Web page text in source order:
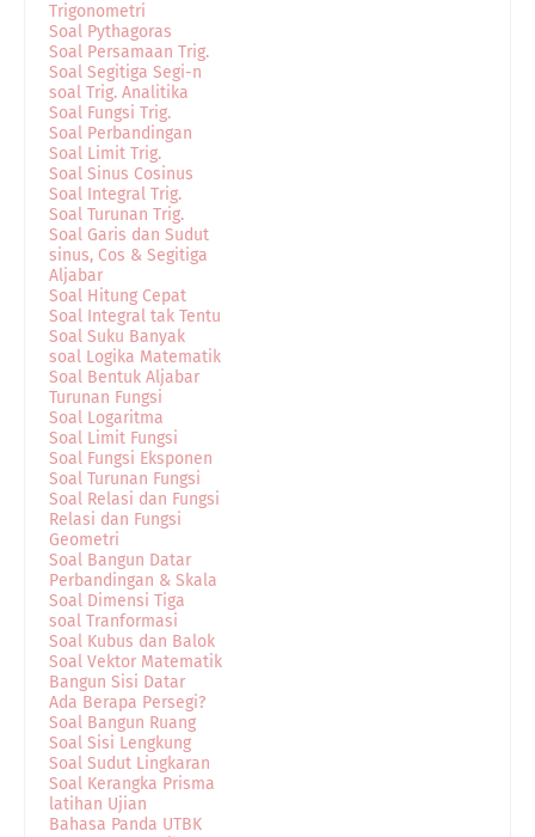
Trigonometri
Soal Pythagoras
Soal Persamaan Trig.
Soal Segitiga Segi-n
soal Trig. Analitika
Soal Fungsi Trig.
Soal Perbandingan
Soal Limit Trig.
Soal Sinus Cosinus
Soal Integral Trig.
Soal Turunan Trig.
Soal Garis dan Sudut
sinus, Cos & Segitiga
Aljabar
Soal Hitung Cepat
Soal Integral tak Tentu
Soal Suku Banyak
soal Logika Matematik
Soal Bentuk Aljabar
Turunan Fungsi
Soal Logaritma
Soal Limit Fungsi
Soal Fungsi Eksponen
Soal Turunan Fungsi
Soal Relasi dan Fungsi
Relasi dan Fungsi
Geometri
Soal Bangun Datar
Perbandingan & Skala
Soal Dimensi Tiga
soal Tranformasi
Soal Kubus dan Balok
Soal Vektor Matematik
Bangun Sisi Datar
Ada Berapa Persegi?
Soal Bangun Ruang
Soal Sisi Lengkung
Soal Sudut Lingkaran
Soal Kerangka Prisma
latihan Ujian
Bahasa Panda UTBK